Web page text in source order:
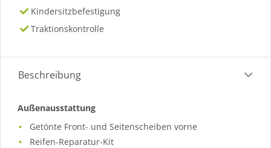
Kindersitzbefestigung
Traktionskontrolle
Beschreibung
Außenausstattung
Getönte Front- und Seitenscheiben vorne
Reifen-Reparatur-Kit